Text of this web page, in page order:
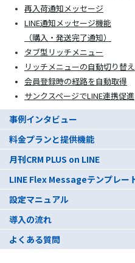
再入荷通知メッセージ
LINE通知メッセージ機能
（購入・発送完了通知）
タブ型リッチメニュー
リッチメニューの自動切り替え
会員登録時の経路を自動取得
サンクスページでLINE連携促進
事例インタビュー
料金プランと提供機能
月刊CRM PLUS on LINE
LINE Flex Messageテンプレー
設定マニュアル
導入の流れ
よくある質問